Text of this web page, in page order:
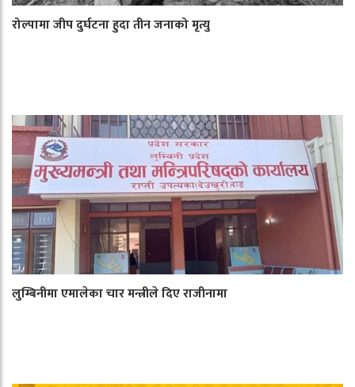
रोल्पामा जीप दुर्घटना हुदा तीन जनाको मृत्यु
लुम्बिनीमा एमालेका चार मन्त्रीले दिए राजीनामा